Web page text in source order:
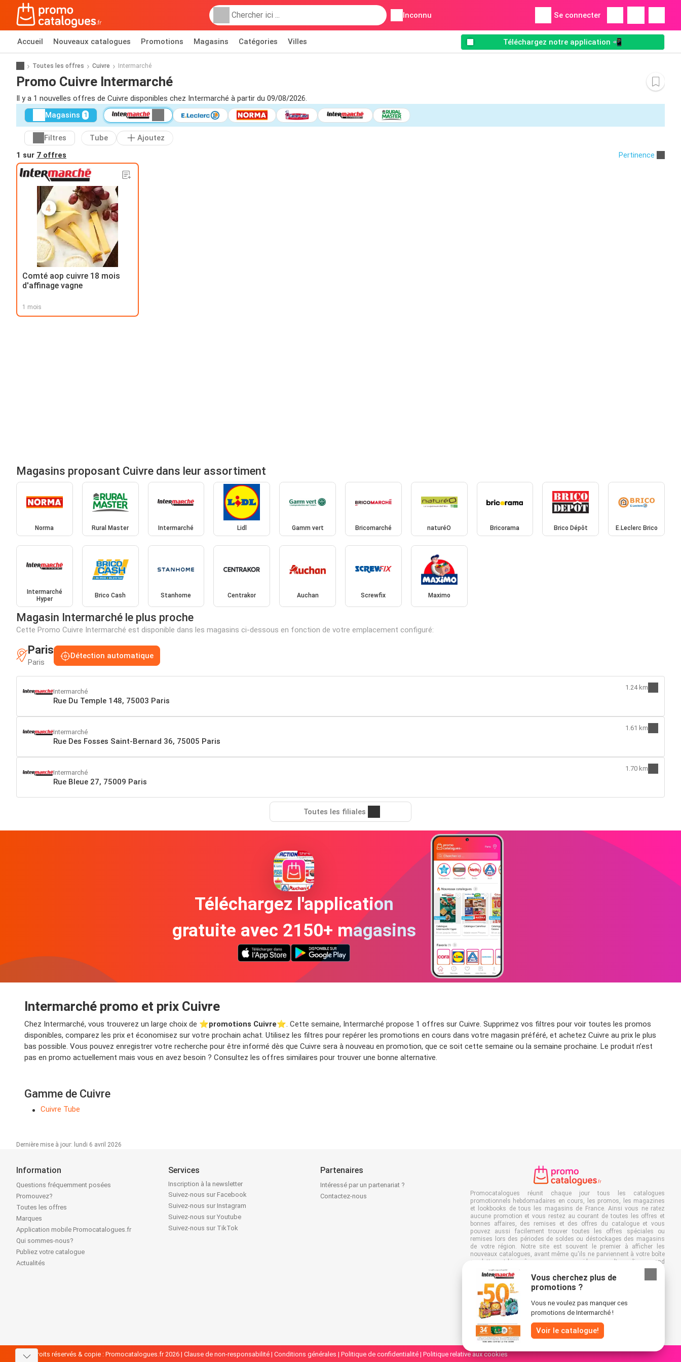
Inconnu Se connecter
Accueil Nouveaux catalogues Promotions Magasins Catégories Villes Téléchargez notre application 📲
Toutes les offres Cuivre Intermarché
Promo Cuivre Intermarché
Il y a 1 nouvelles offres de Cuivre disponibles chez Intermarché à partir du 09/08/2026.
Magasins 1
Filtres Tube
Ajoutez
1 sur 7 offres Pertinence
Comté aop cuivre 18 mois
d'affinage vagne
1 mois
Magasins proposant Cuivre dans leur assortiment
Norma Rural Master Intermarché Lidl Gamm vert Bricomarché naturéO Bricorama Brico Dépôt E.Leclerc Brico
Intermarché
Hyper
Brico Cash Stanhome Centrakor Auchan Screwfix Maximo
Magasin Intermarché le plus proche
Cette Promo Cuivre Intermarché est disponible dans les magasins ci-dessous en fonction de votre emplacement configuré:
Paris
Paris
Détection automatique
Intermarché
Rue Du Temple 148, 75003 Paris
1.24 km
Intermarché
Rue Des Fosses Saint-Bernard 36, 75005 Paris
1.61 km
Intermarché
Rue Bleue 27, 75009 Paris
1.70 km
Toutes les filiales
Téléchargez l'application
gratuite avec 2150+ magasins
Intermarché promo et prix Cuivre
Chez Intermarché, vous trouverez un large choix de ⭐️promotions Cuivre⭐️. Cette semaine, Intermarché propose 1 offres sur Cuivre. Supprimez vos filtres pour voir toutes les promos
disponibles, comparez les prix et économisez sur votre prochain achat. Utilisez les filtres pour repérer les promotions en cours dans votre magasin préféré, et achetez Cuivre au prix le plus
bas possible. Vous pouvez enregistrer votre recherche pour être informé dès que Cuivre sera à nouveau en promotion, que ce soit cette semaine ou la semaine prochaine. Le produit n’est
pas en promo actuellement mais vous en avez besoin ? Consultez les offres similaires pour trouver une bonne alternative.
Gamme de Cuivre
Cuivre Tube
Dernière mise à jour: lundi 6 avril 2026
Vous cherchez plus de
promotions ?
Vous ne voulez pas manquer ces
promotions de Intermarché !
Voir le catalogue!
Information
Questions fréquemment posées
Promouvez?
Toutes les offres
Marques
Application mobile Promocatalogues.fr
Qui sommes-nous?
Publiez votre catalogue
Actualités
Services
Inscription à la newsletter
Suivez-nous sur Facebook
Suivez-nous sur Instagram
Suivez-nous sur Youtube
Suivez-nous sur TikTok
Partenaires
Intéressé par un partenariat ?
Contactez-nous
Promocatalogues réunit chaque jour tous les catalogues
promotionnels hebdomadaires en cours, les promos, les magazines
et lookbooks de tous les magasins de France. Ainsi vous ne ratez
aucune promotion et vous restez au courant de toutes les offres et
bonnes affaires, des remises et des offres du catalogue et vous
pouvez aussi facilement trouver toutes les offres spéciales ou
remises lors des périodes de soldes ou déstockages des magasins
de votre région. Notre site est souvent le premier à afficher les
nouveaux catalogues, avant même qu'ils ne parviennent à votre boîte
aux lettres et bien sûr, vous pouvez aussi les consulter en ligne quand
vous êtes au travail, à l'école ou dans le magasin même. Ajoutez
Promocatalogues.fr à vos favoris et économisez du temps et de
l'argent. De plus, en feuilletant des catalogues promotionnels en ligne,
vous contribuez aussi à réduire le gaspillage de papier, ce qui est très
avantageux pour l’environnement.
Tous droits réservés & copie : Promocatalogues.fr 2026 | Clause de non-responsabilité | Conditions générales | Politique de confidentialité | Politique relative aux cookies